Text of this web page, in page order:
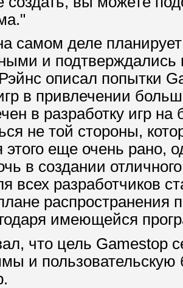
самом деле
и
описал попытки
в привлечении
в разработку игр
не той стороны,
этого еще очень рано,
в создании
всех разработчиков
распространения
имеющейся
что цель Gamestop
и